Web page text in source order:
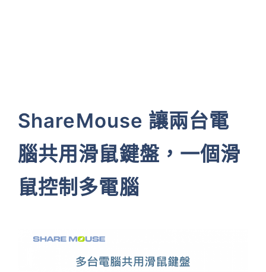
ShareMouse 讓兩台電
腦共用滑鼠鍵盤，一個滑
鼠控制多電腦